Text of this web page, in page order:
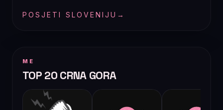
POSJETI SLOVENIJU →
ME
TOP 20 CRNA GORA